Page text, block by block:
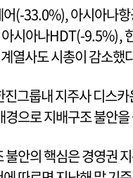
어(-33.0%), 아시아나
시아나HDT(-9.5%),
열사도 시총이 감소했
그룹내 지주사 디스
경으로 지배구조 불안
불안의 핵심은 경영권